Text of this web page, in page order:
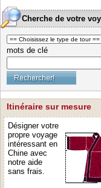
Cherche de votre
mots de clé
Itinéraire sur mesure
Désigner votre
propre voyage
intéressant en
Chine avec
notre aide
sans frais.